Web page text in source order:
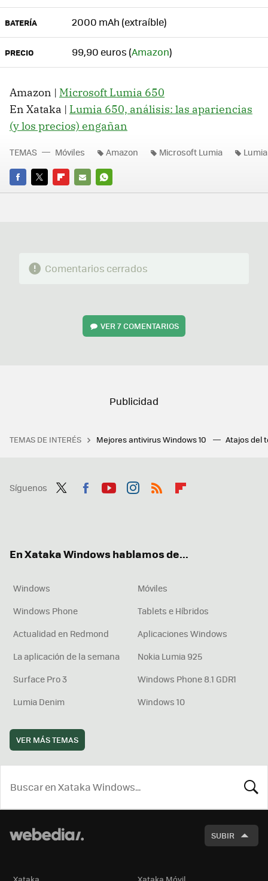
BATERÍA 2000 mAh (extraíble)
PRECIO 99,90 euros (Amazon)
Amazon | Microsoft Lumia 650
En Xataka | Lumia 650, análisis: las apariencias
(y los precios) engañan
FACEBOOK
TWITTERFLIPBOARD
E-
WHATSAPP
TEMAS Móviles Amazon Microsoft Lumia Lumia
Comentarios cerrados
VER7 COMENTARIOS
TEMAS DE INTERÉS Mejores antivirus Windows 10 Atajos del
Síguenos
En Xataka Windows hablamos de...
Windows
Móviles
Windows Phone
Tablets e Híbridos
Actualidad en Redmond
Aplicaciones Windows
La aplicación de la semana
Nokia Lumia 925
Surface Pro 3
Windows Phone 8.1 GDR1
Lumia Denim
Windows 10
VER MÁS TEMAS
SUBIR
Xataka Xataka Móvil